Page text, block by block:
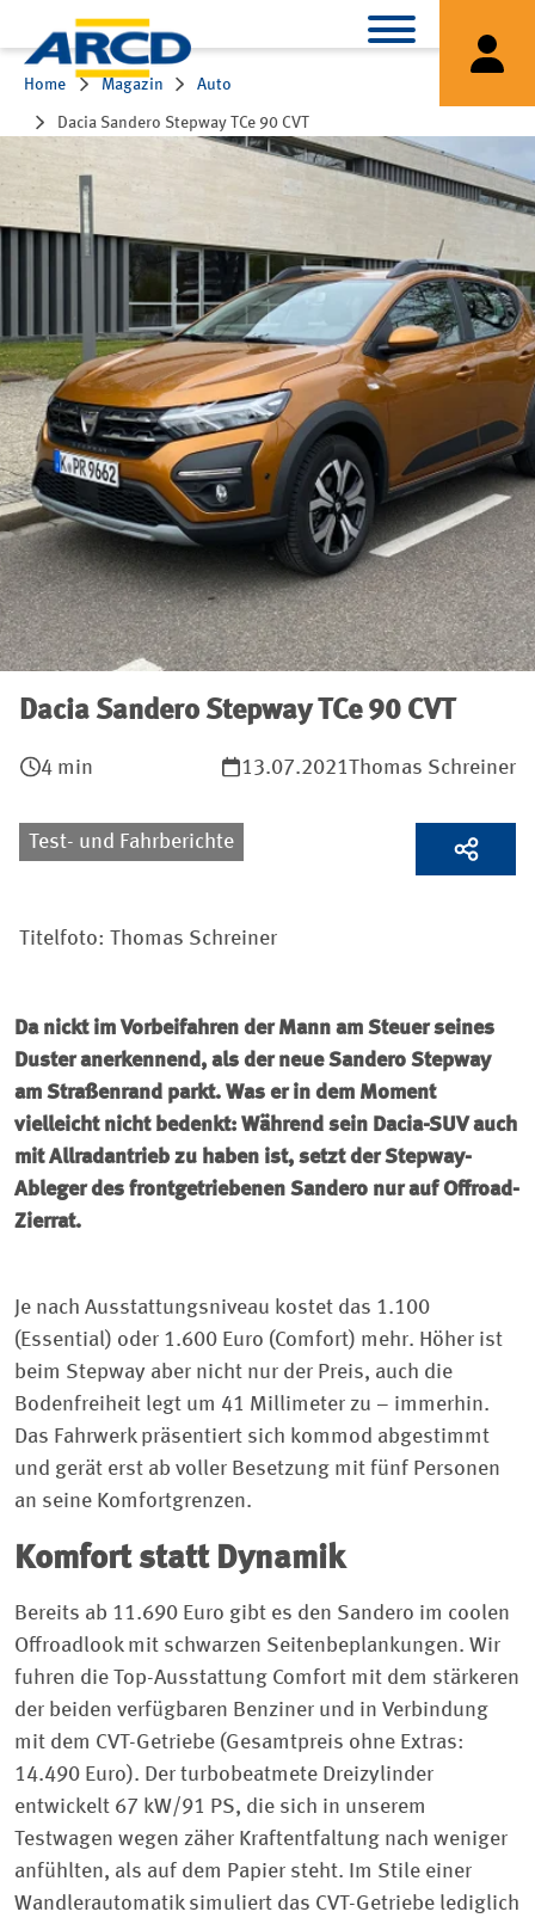
Home Magazin Auto
Dacia Sandero Stepway TCe 90 CVT
Dacia Sandero Stepway TCe 90 CVT
4 min 13.07.2021Thomas Schreiner
Test- und Fahrberichte
Titelfoto: Thomas Schreiner
Da nickt im Vorbeifahren der Mann am Steuer seines
Duster anerkennend, als der neue Sandero Stepway
am Straßenrand parkt. Was er in dem Moment
vielleicht nicht bedenkt: Während sein Dacia-SUV auch
mit Allradantrieb zu haben ist, setzt der Stepway-
Ableger des front­getriebenen Sandero nur auf Offroad-
Zierrat.
Je nach Ausstattungsniveau kostet das 1.100
(Essential) oder 1.600 Euro (Comfort) mehr. Höher ist
beim Stepway aber nicht nur der Preis, auch die
Bodenfreiheit legt um 41 Millimeter zu – immerhin.
Das Fahrwerk präsentiert sich kommod abgestimmt
und gerät erst ab voller Besetzung mit fünf Personen
an seine Komfortgrenzen.
Komfort statt Dynamik
Bereits ab 11.690 Euro gibt es den Sandero im coolen
Offroadlook mit schwarzen Seitenbeplankungen. Wir
fuhren die Top-Ausstattung Comfort mit dem stärkeren
der beiden verfügbaren Benziner und in Verbindung
mit dem CVT-Getriebe (Gesamtpreis ohne Extras:
14.490 Euro). Der turbobeatmete Drei­zylinder
entwickelt 67 kW/91 PS, die sich in unserem
Testwagen wegen zäher Kraftentfaltung nach weniger
anfühlten, als auf dem Papier steht. Im Stile einer
Wandlerautomatik simuliert das CVT-Getriebe lediglich